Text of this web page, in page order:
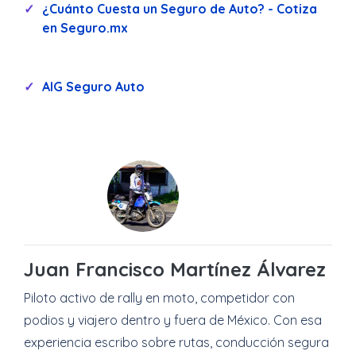
¿Cuánto Cuesta un Seguro de Auto? - Cotiza
en Seguro.mx
AIG Seguro Auto
Juan Francisco Martínez Álvarez
Piloto activo de rally en moto, competidor con
podios y viajero dentro y fuera de México. Con esa
experiencia escribo sobre rutas, conducción segura